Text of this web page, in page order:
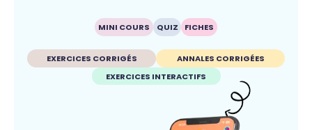
MINI COURS QUIZ FICHES
EXERCICES CORRIGÉS
ANNALES CORRIGÉES
EXERCICES INTERACTIFS